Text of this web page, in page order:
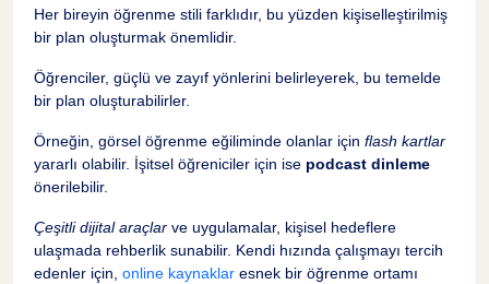
Her bireyin öğrenme stili farklıdır, bu yüzden kişiselleştirilmiş
bir plan oluşturmak önemlidir.
Öğrenciler, güçlü ve zayıf yönlerini belirleyerek, bu temelde
bir plan oluşturabilirler.
Örneğin, görsel öğrenme eğiliminde olanlar için flash kartlar
yararlı olabilir. İşitsel öğreniciler için ise podcast dinleme
önerilebilir.
Çeşitli dijital araçlar ve uygulamalar, kişisel hedeflere
ulaşmada rehberlik sunabilir. Kendi hızında çalışmayı tercih
edenler için, online kaynaklar esnek bir öğrenme ortamı